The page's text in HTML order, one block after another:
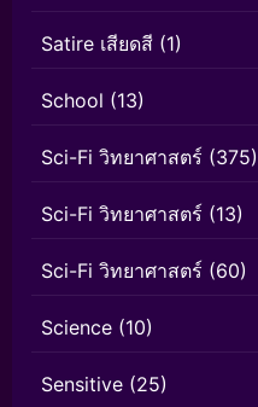
Satire เสียดสี (1)
School (13)
Sci-Fi วิทยาศาสตร์ (375)
Sci-Fi วิทยาศาสตร์ (13)
Sci-Fi วิทยาศาสตร์ (60)
Science (10)
Sensitive (25)